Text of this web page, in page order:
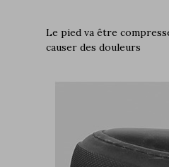
Le pied va être
causer des douleurs